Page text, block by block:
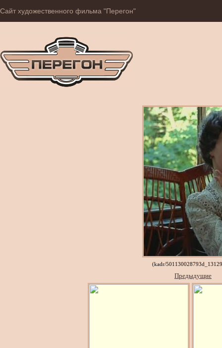
Сайт художественного фильма "Перегон"
(kadr/
Предыдущие